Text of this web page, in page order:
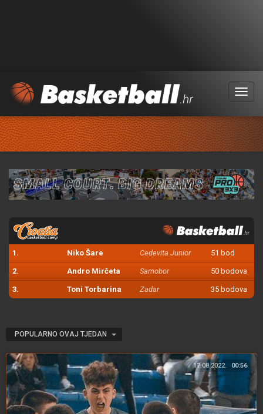
Menu
1. Niko Šare Cedevita Junior 51 bod
2. Andro Mirčeta Samobor 50 bodova
3. Toni Torbarina Zadar 35 bodova
POPULARNO OVAJ TJEDAN
17.08.2022. 00:56